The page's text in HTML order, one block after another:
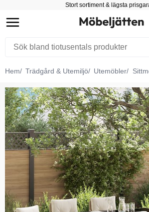
Stort sortiment & lägsta
Hem Trädgård & Utemiljö Utemöbler